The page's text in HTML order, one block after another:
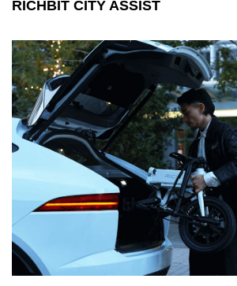
RICHBIT CITY ASSIST